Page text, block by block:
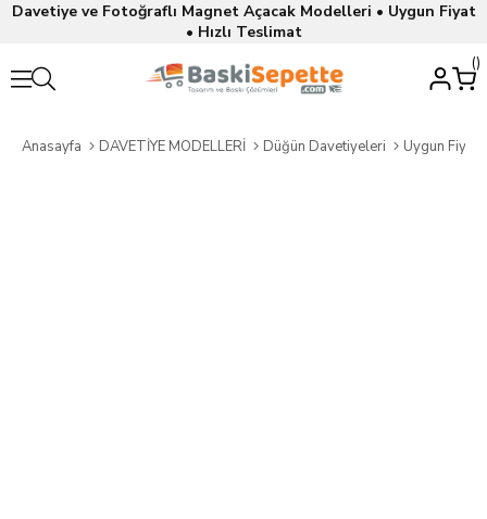
Davetiye ve Fotoğraflı Magnet Açacak Modelleri • Uygun Fiyat
• Hızlı Teslimat
Anasayfa DAVETİYE MODELLERİ Düğün Davetiyeleri Uygun